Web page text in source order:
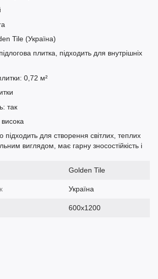
Tile (Україна)
плитка, підходить для внутрішніх
0,72 м²
так
висока
підходить для створення світлих, теплих
виглядом, має гарну зносостійкість і
Golden Tile
Україна
600х1200